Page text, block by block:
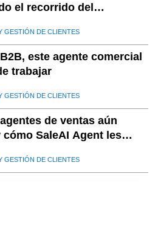
el recorrido del
GESTIÓN DE CLIENTES
este agente comercial
trabajar
GESTIÓN DE CLIENTES
de ventas aún
SaleAI Agent les
GESTIÓN DE CLIENTES